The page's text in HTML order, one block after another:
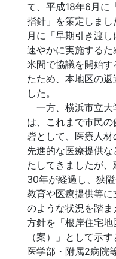
て、平成18年6月に
指針」を策定しま
月に「早期引き渡
速やかに実施する
米間で協議を開始
たため、本地区の
した。
一方、横浜市立大
は、これまで市民
砦として、医療人
先進的な医療提供
たしてきましたが
30年が経過し、狭
教育や医療提供等
のような状況を踏
方針を「根岸住宅
（案）」として示
医学部・附属2病院